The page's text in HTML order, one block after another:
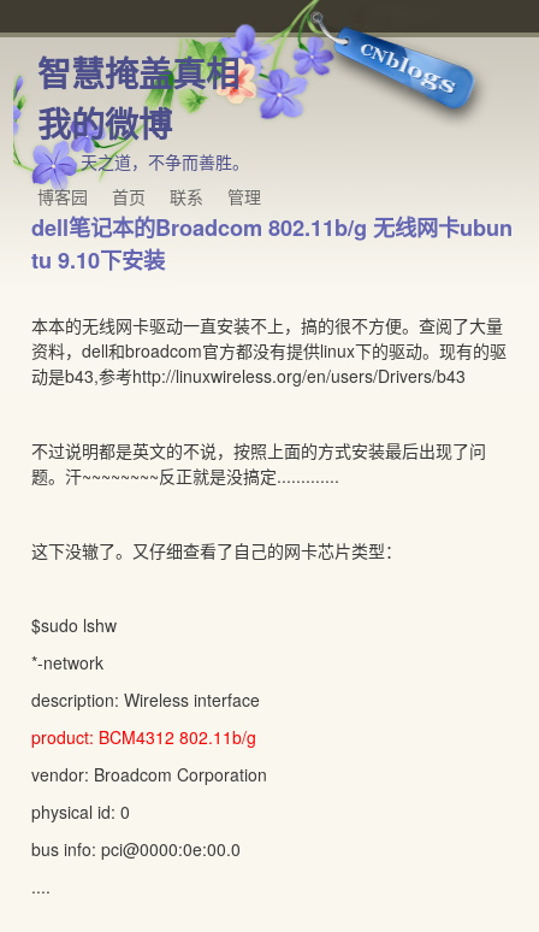
智慧掩盖真相
我的微博
天之道，不争而善胜。
博客园
首页 联系 管理
dell笔记本的Broadcom 802.11b/g 无线网卡ubun
tu 9.10下安装
本本的无线网卡驱动一直安装不上，搞的很不方便。查阅了大量
资料，dell和broadcom官方都没有提供linux下的驱动。现有的驱
动是b43,参考http://linuxwireless.org/en/users/Drivers/b43
不过说明都是英文的不说，按照上面的方式安装最后出现了问
题。汗~~~~~~~~反正就是没搞定.............
这下没辙了。又仔细查看了自己的网卡芯片类型：
$sudo lshw
*-network
description: Wireless interface
product: BCM4312 802.11b/g
vendor: Broadcom Corporation
physical id: 0
bus info: pci@0000:0e:00.0
....